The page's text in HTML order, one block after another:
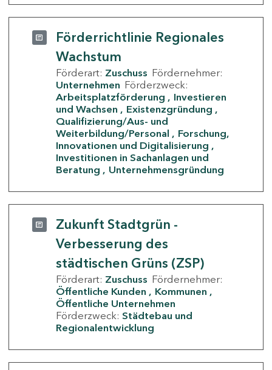
Förderrichtlinie Regionales
Wachstum
Förderart: Zuschuss Fördernehmer:
Unternehmen Förderzweck:
Arbeitsplatzförderung
Investieren
und Wachsen
Existenzgründung
Qualifizierung/Aus- und
Weiterbildung/Personal
Forschung,
Innovationen und Digitalisierung
Investitionen in Sachanlagen und
Beratung
Unternehmensgründung
Zukunft Stadtgrün -
Verbesserung des
städtischen Grüns (ZSP)
Förderart: Zuschuss Fördernehmer:
Öffentliche Kunden
Kommunen
Öffentliche Unternehmen
Förderzweck: Städtebau und
Regionalentwicklung